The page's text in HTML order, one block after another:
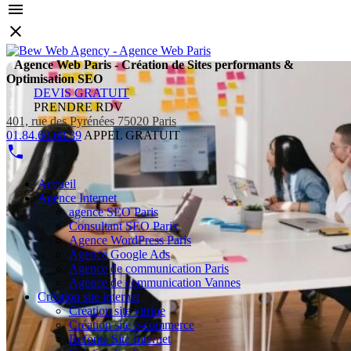
Agence Web Paris - Création de Sites performants &
Optimisation SEO
DEVIS GRATUIT
PRENDRE RDV
401, rue des Pyrénées 75020 Paris
01.84.60.68.39 APPEL GRATUIT
Accueil
Agence Internet
agence SEO Paris
Consultant SEO Paris
Agence WordPress Paris
Agence Google Ads
Agence de communication Paris
Agence de communication Vannes
Création site internet
Création site vitrine
Création site e-commerce
Refonte Site Internet